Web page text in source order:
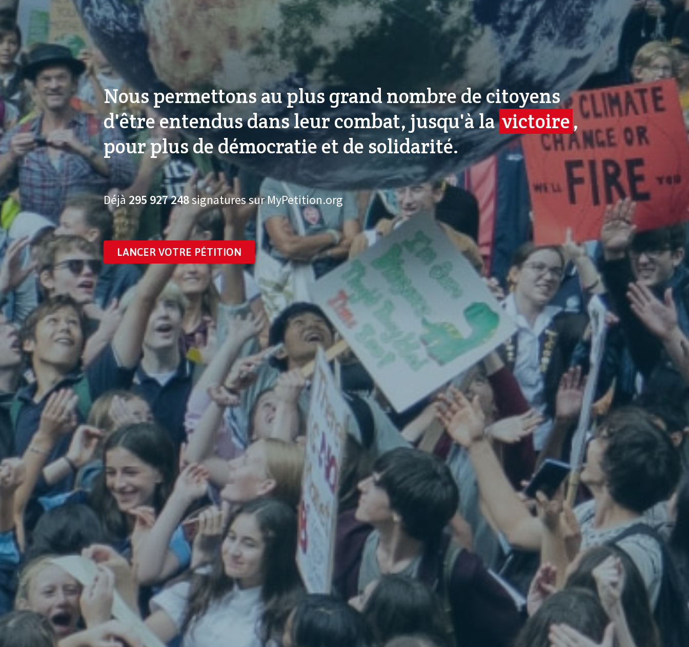
Nous permettons au plus grand nombre de citoyens
d'être entendus dans leur combat, jusqu'à lavictoire,
pour plus de démocratie et de solidarité.
Déjà295 927 264signatures sur MyPetition.org
LANCER VOTRE PÉTITION